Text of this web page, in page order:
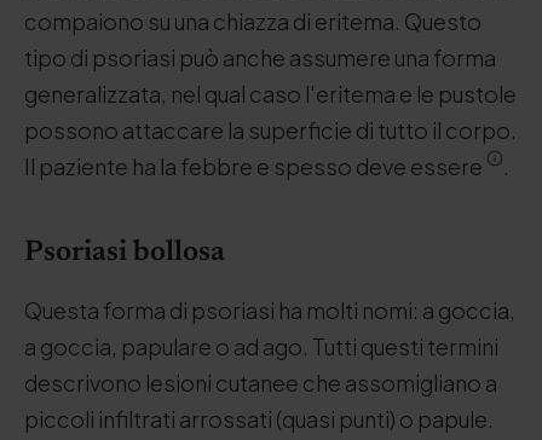
compaiono su una chiazza di eritema. Questo
tipo di psoriasi può anche assumere una forma
generalizzata, nel qual caso l'eritema e le pustole
possono attaccare la superficie di tutto il corpo.
Il paziente ha la febbre e spesso deve essere
.
Psoriasi bollosa
Questa forma di psoriasi ha molti nomi: a goccia,
a goccia, papulare o ad ago. Tutti questi termini
descrivono lesioni cutanee che assomigliano a
piccoli infiltrati arrossati (quasi punti) o papule.